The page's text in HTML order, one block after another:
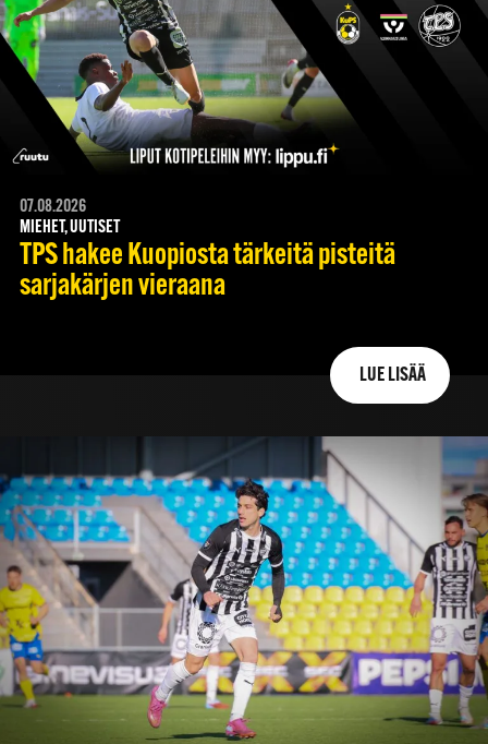
07.08.2026
MIEHET, UUTISET
TPS hakee Kuopiosta tärkeitä pisteitä
sarjakärjen vieraana
LUE LISÄÄ